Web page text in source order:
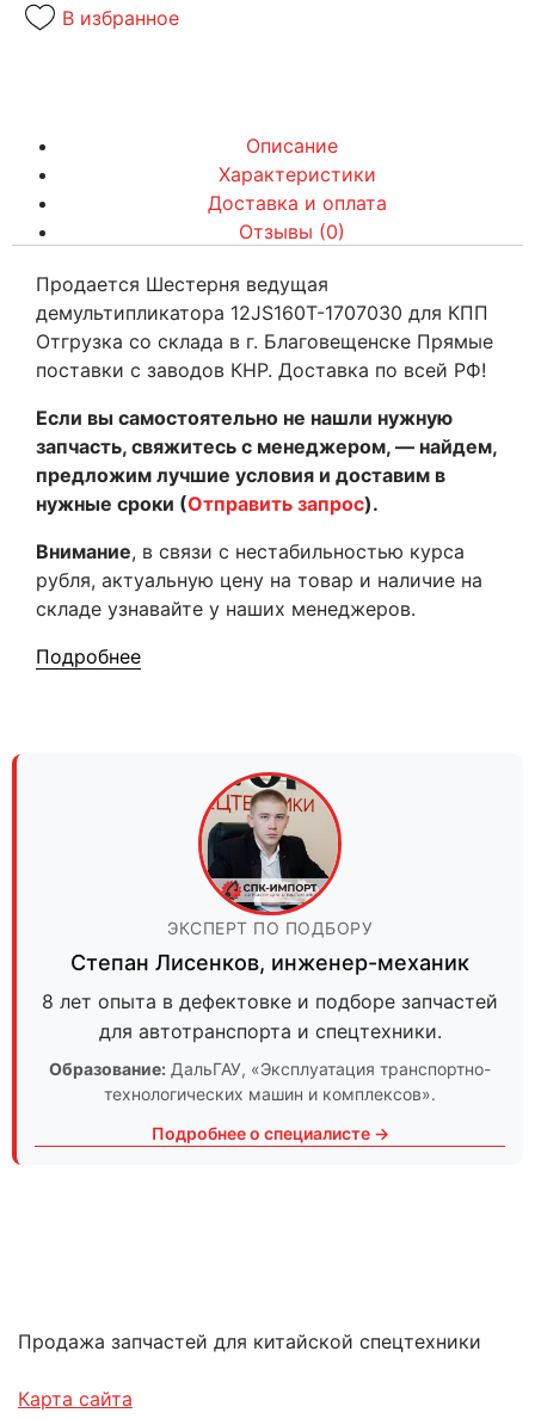
В избранное
Описание
Характеристики
Доставка и оплата
Отзывы (0)
Продается Шестерня ведущая
демультипликатора 12JS160T-1707030 для КПП
Отгрузка со склада в г. Благовещенске Прямые
поставки с заводов КНР. Доставка по всей РФ!
Если вы самостоятельно не нашли нужную
запчасть, свяжитесь с менеджером, — найдем,
предложим лучшие условия и доставим в
нужные сроки (Отправить запрос).
Внимание, в связи с нестабильностью курса
рубля, актуальную цену на товар и наличие на
складе узнавайте у наших менеджеров.
Подробнее
ЭКСПЕРТ ПО ПОДБОРУ
Степан Лисенков, инженер-механик
8 лет опыта в дефектовке и подборе запчастей
для автотранспорта и спецтехники.
Образование: ДальГАУ, «Эксплуатация транспортно-
технологических машин и комплексов».
Подробнее о специалисте →
Продажа запчастей для китайской спецтехники
Карта сайта